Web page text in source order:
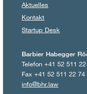
Aktuelles
Kontakt
Startup Desk
Barbier Habegger
Telefon +41 52 511
Fax +41 52 511 22 74
info@bhr.law